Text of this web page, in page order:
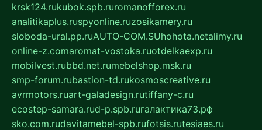
krsk124.rukubok.spb.ruromanofforex.ru
analitikaplus.ruspyonline.ruzosikamery.ru
sloboda-ural.pp.ruAUTO-COM.SUhohota.netalimy.ru
online-z.comaromat-vostoka.ruotdelkaexp.ru
mobilvest.rubbd.net.rumebelshop.msk.ru
smp-forum.rubastion-td.rukosmoscreative.ru
avrmotors.ruart-galadesign.rutiffany-c.ru
ecostep-samara.rud-p.spb.ruгалактика73.рф
sko.com.rudavitamebel-spb.rufotsis.rutesiaes.ru